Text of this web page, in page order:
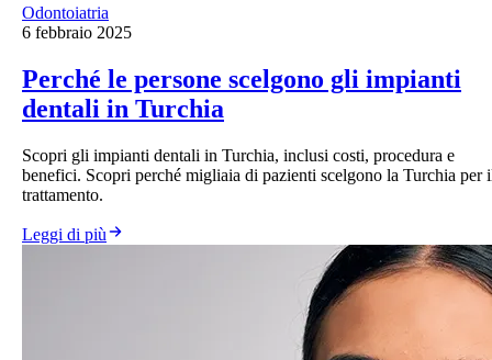
Odontoiatria
6 febbraio 2025
Perché le persone scelgono gli impianti
dentali in Turchia
Scopri gli impianti dentali in Turchia, inclusi costi, procedura e
benefici. Scopri perché migliaia di pazienti scelgono la Turchia per
trattamento.
Leggi di più